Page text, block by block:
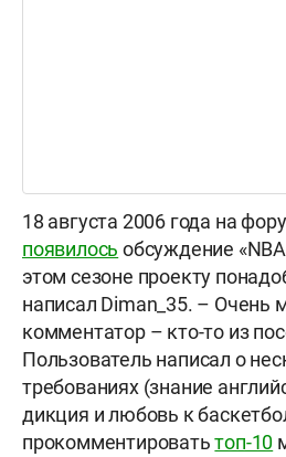
18 августа 2006 года на
появилось обсуждение
этом сезоне проекту
написал Diman_35. – Очень
комментатор – кто-то из
Пользователь написал о
требованиях (знание
дикция и любовь к
прокомментироватьтоп-10